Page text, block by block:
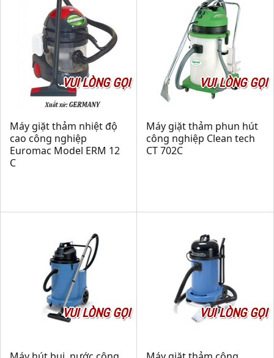
VUI LÒNG GỌI
Máy giặt thảm nhiệt độ
cao công nghiệp
Euromac Model ERM 12
C
VUI LÒNG GỌI
Máy giặt thảm phun hút
công nghiệp Clean tech
CT 702C
VUI LÒNG GỌI VUI LÒNG GỌI